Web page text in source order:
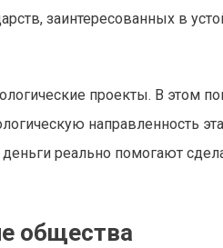
заинтересованных в
проекты. В этом
направленность
реально помогают
общества